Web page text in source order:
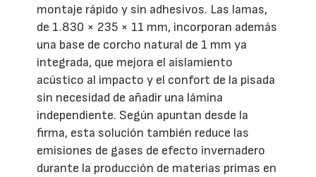
montaje rápido y sin adhesivos. Las lamas,
de 1.830 × 235 × 11 mm, incorporan además
una base de corcho natural de 1 mm ya
integrada, que mejora el aislamiento
acústico al impacto y el confort de la pisada
sin necesidad de añadir una lámina
independiente. Según apuntan desde la
firma, esta solución también reduce las
emisiones de gases de efecto invernadero
durante la producción de materias primas en